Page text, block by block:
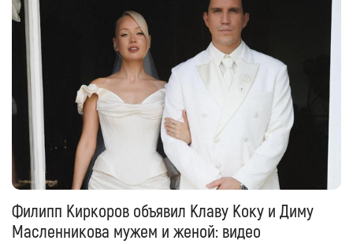
Филипп Киркоров объявил Клаву Коку и Диму
Масленникова мужем и женой: видео